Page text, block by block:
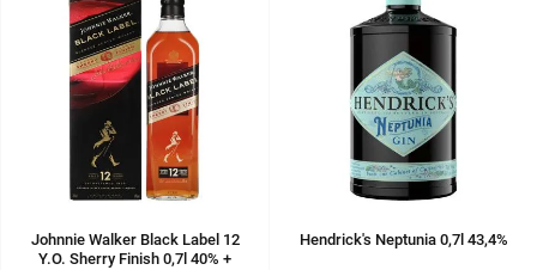
Johnnie Walker Black Label 12
Y.O. Sherry Finish 0,7l 40% +
Hendrick's Neptunia 0,7l 43,4%